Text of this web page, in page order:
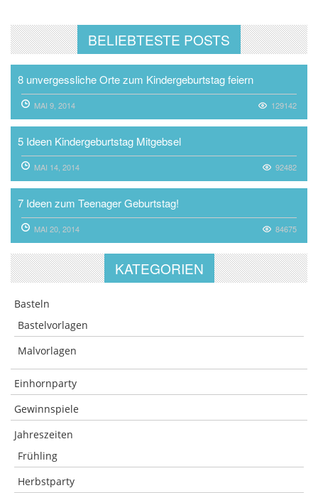
BELIEBTESTE POSTS
8 unvergessliche Orte zum Kindergeburtstag feiern
MAI 9, 2014 129142
5 Ideen Kindergeburtstag Mitgebsel
MAI 14, 2014 92482
7 Ideen zum Teenager Geburtstag!
MAI 20, 2014 84675
KATEGORIEN
Basteln
Bastelvorlagen
Malvorlagen
Einhornparty
Gewinnspiele
Jahreszeiten
Frühling
Herbstparty